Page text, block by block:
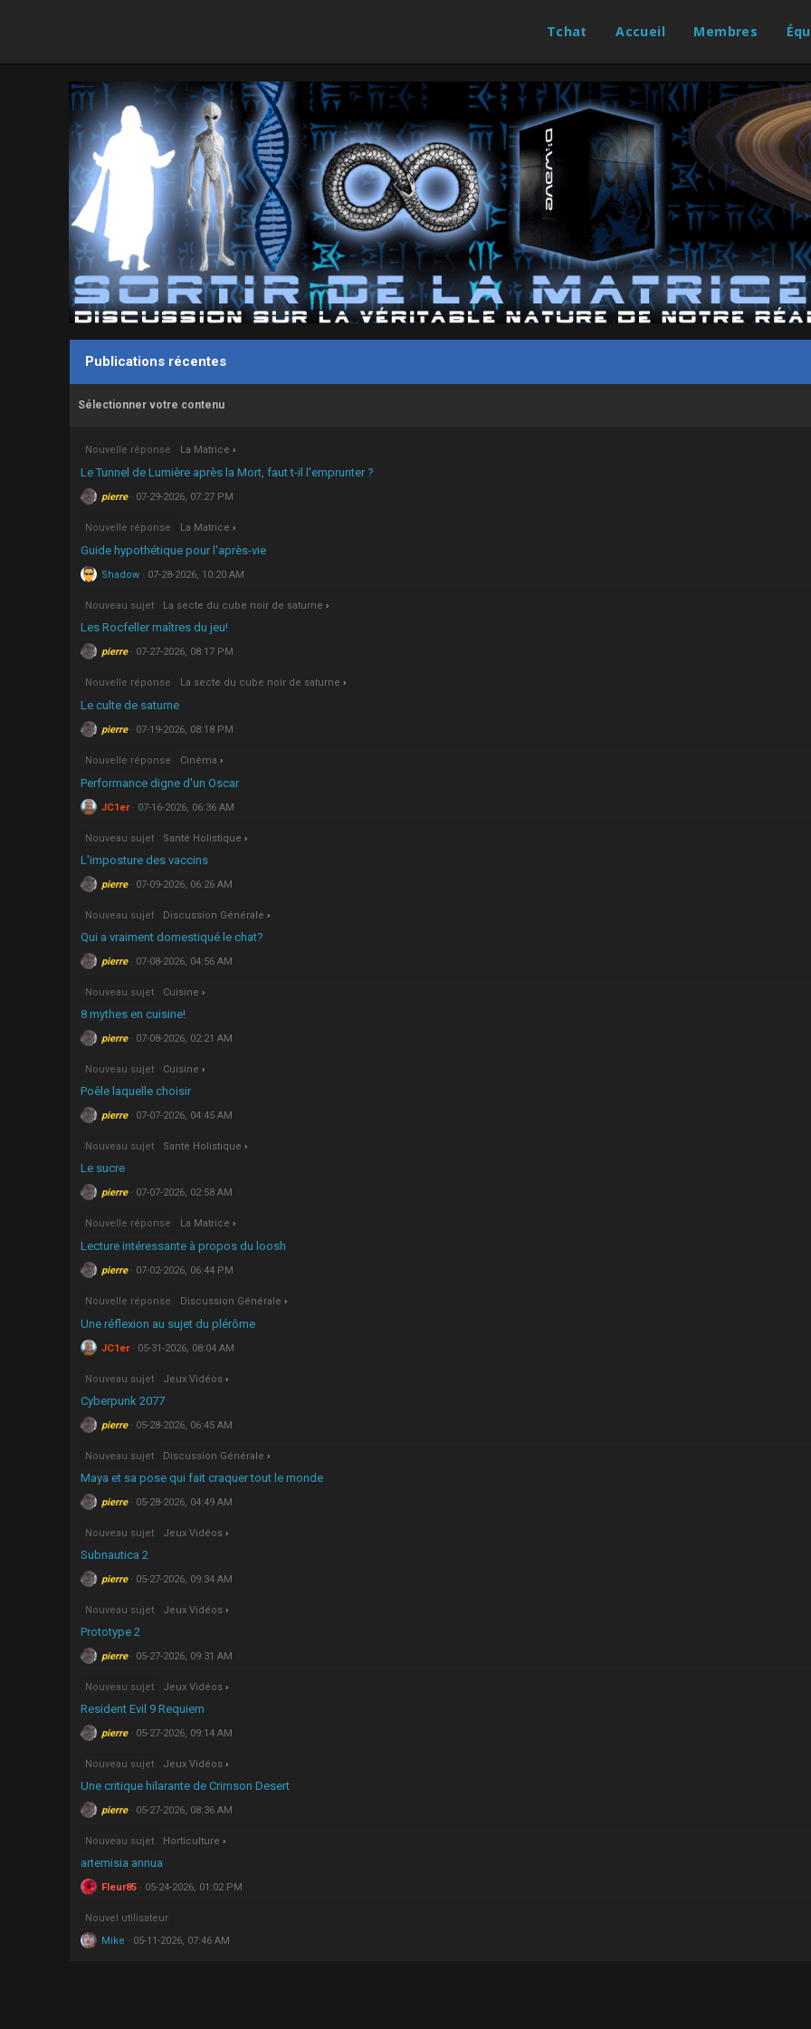
Tchat Accueil Membres
Publications récentes
Sélectionner votre contenu
Nouvelle réponse La Matrice
Le Tunnel de Lumière après la Mort, faut t-il l'emprunter ?
pierre 07-29-2026, 07:27 PM
Nouvelle réponse La Matrice
Guide hypothétique pour l'après-vie
Shadow 07-28-2026, 10:20 AM
Nouveau sujet La secte du cube noir de saturne
Les Rocfeller maîtres du jeu!
pierre 07-27-2026, 08:17 PM
Nouvelle réponse La secte du cube noir de saturne
Le culte de saturne
pierre 07-19-2026, 08:18 PM
Nouvelle réponse Cinéma
Performance digne d'un Oscar
JC1er 07-16-2026, 06:36 AM
Nouveau sujet Santé Holistique
L'imposture des vaccins
pierre 07-09-2026, 06:26 AM
Nouveau sujet Discussion Générale
Qui a vraiment domestiqué le chat?
pierre 07-08-2026, 04:56 AM
Nouveau sujet Cuisine
8 mythes en cuisine!
pierre 07-08-2026, 02:21 AM
Nouveau sujet Cuisine
Poêle laquelle choisir
pierre 07-07-2026, 04:45 AM
Nouveau sujet Santé Holistique
Le sucre
pierre 07-07-2026, 02:58 AM
Nouvelle réponse La Matrice
Lecture intéressante à propos du loosh
pierre 07-02-2026, 06:44 PM
Nouvelle réponse Discussion Générale
Une réflexion au sujet du plérôme
JC1er 05-31-2026, 08:04 AM
Nouveau sujet Jeux Vidéos
Cyberpunk 2077
pierre 05-28-2026, 06:45 AM
Nouveau sujet Discussion Générale
Maya et sa pose qui fait craquer tout le monde
pierre 05-28-2026, 04:49 AM
Nouveau sujet Jeux Vidéos
Subnautica 2
pierre 05-27-2026, 09:34 AM
Nouveau sujet Jeux Vidéos
Prototype 2
pierre 05-27-2026, 09:31 AM
Nouveau sujet Jeux Vidéos
Resident Evil 9 Requiem
pierre 05-27-2026, 09:14 AM
Nouveau sujet Jeux Vidéos
Une critique hilarante de Crimson Desert
pierre 05-27-2026, 08:36 AM
Nouveau sujet Horticulture
artemisia annua
Fleur85 05-24-2026, 01:02 PM
Nouvel utilisateur
Mike
05-11-2026, 07:46 AM